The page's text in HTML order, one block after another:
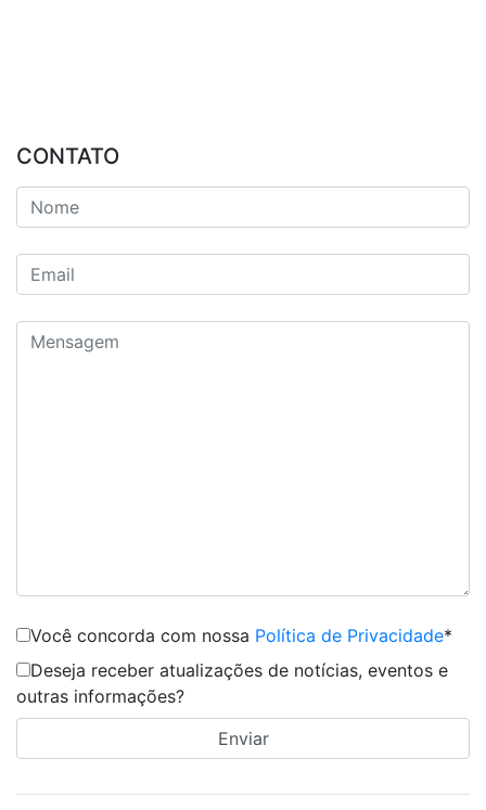
CONTATO
Você concorda com nossa Política de Privacidade*
Deseja receber atualizações de notícias, eventos e
outras informações?